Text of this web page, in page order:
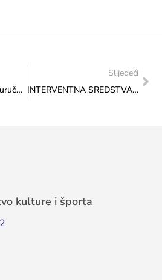
Ministrici Vlaisavljević uručena zahvalnica Udruženja Rudarska glazba iz Kaknja
Slijedeći
INTERVENTNA SREDSTVA – Formalno-pravno neispravne aplikacije u razdoblju do 26. oktobra 2023. godine
kulture i športa